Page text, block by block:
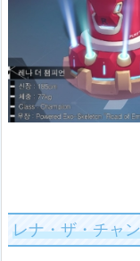
レナ・ザ・チャ